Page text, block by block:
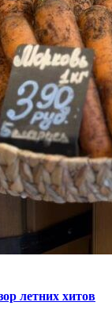
летних хитов